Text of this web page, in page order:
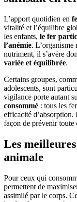
L’apport quotidien en
vitalité et l’équilibre
les enfants, le fer
l’anémie.
nutriment, il s’avère
variée et équilibrée.
Certains groupes,
adolescents, sont
vigilance porte autant
consommé : tous les
efficacité d’absorption.
façon de prévenir toute
Les
animale
Pour ceux qui
permettent de
assimilé par le corps.